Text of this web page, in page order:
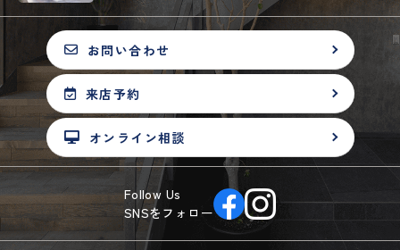
お問い合わせ
来店予約
オンライン相談
Follow Us
SNSをフォロー